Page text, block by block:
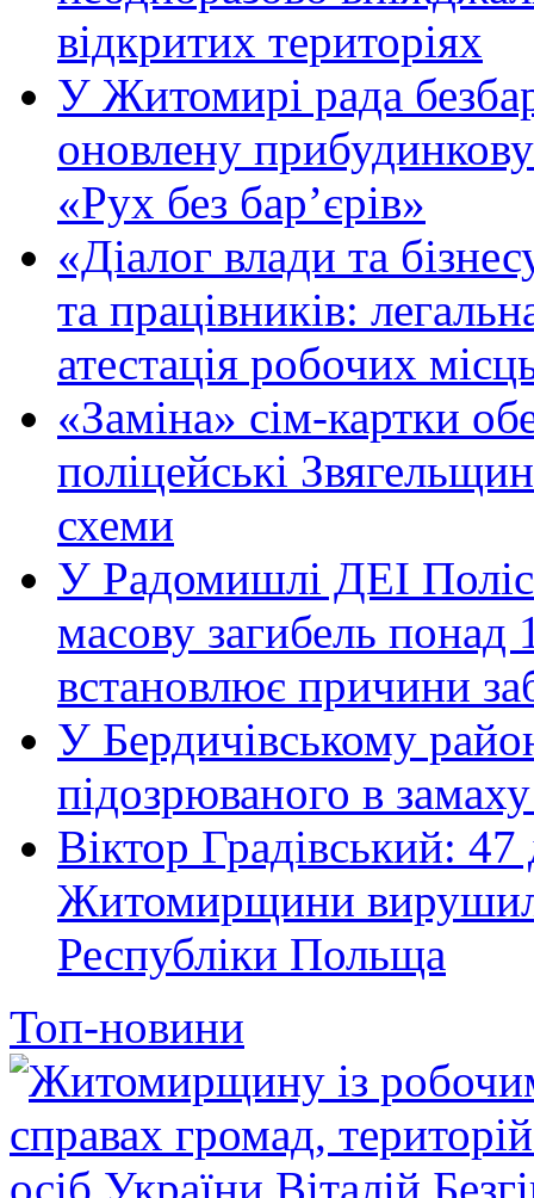
відкритих територіях
У Житомирі рада
оновлену
«Рух без бар’єрів»
«Діалог влади та
та працівників:
атестація робочих
«Заміна» сім-картки
поліцейські
схеми
У Радомишлі ДЕІ
масову загибель понад
встановлює причини
У Бердичівському
підозрюваного в
Віктор Градівський: 47
Житомирщини
Республіки Польща
Топ-новини